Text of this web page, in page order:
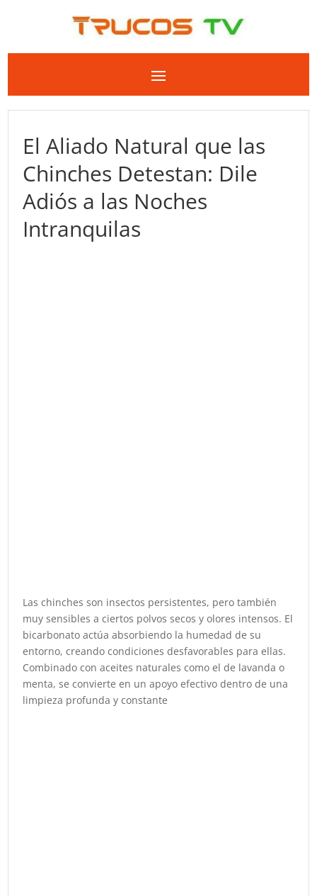
El Aliado Natural que las
Chinches Detestan: Dile
Adiós a las Noches
Intranquilas
Las chinches son insectos persistentes, pero también
muy sensibles a ciertos polvos secos y olores intensos. El
bicarbonato actúa absorbiendo la humedad de su
entorno, creando condiciones desfavorables para ellas.
Combinado con aceites naturales como el de lavanda o
menta, se convierte en un apoyo efectivo dentro de una
limpieza profunda y constante